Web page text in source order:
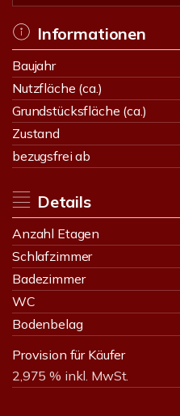
Informationen
Baujahr
Nutzfläche (ca.)
Grundstücksfläche (ca.)
Zustand
bezugsfrei ab
Details
Anzahl Etagen
Schlafzimmer
Badezimmer
WC
Bodenbelag
Provision für Käufer
2,975 % inkl. MwSt.